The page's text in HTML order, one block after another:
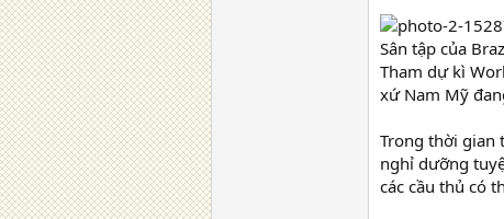
Sân tập của
Tham dự kì
xứ Nam Mỹ
Trong thời gian
nghỉ dưỡng
các cầu thủ có